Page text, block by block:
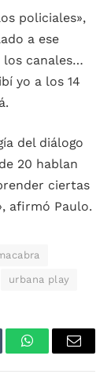
policiales»,
a ese
los canales…
yo a los 14
del diálogo
20 hablan
ciertas
afirmó Paulo.
urbana play
WhatsAppEmail